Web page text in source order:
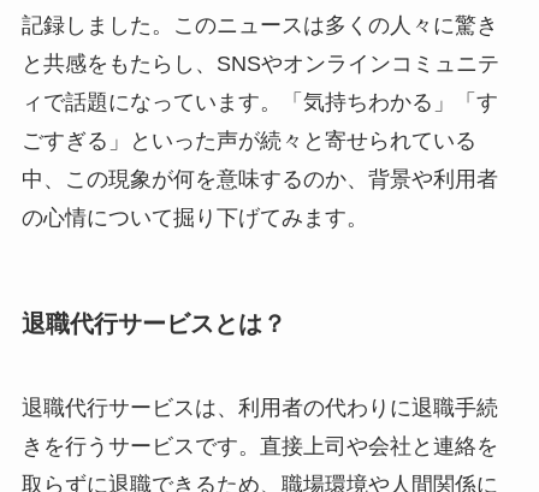
記録しました。このニュースは多くの人々に驚き
と共感をもたらし、SNSやオンラインコミュニテ
ィで話題になっています。「気持ちわかる」「す
ごすぎる」といった声が続々と寄せられている
中、この現象が何を意味するのか、背景や利用者
の心情について掘り下げてみます。
退職代行サービスとは？
退職代行サービスは、利用者の代わりに退職手続
きを行うサービスです。直接上司や会社と連絡を
取らずに退職できるため、職場環境や人間関係に